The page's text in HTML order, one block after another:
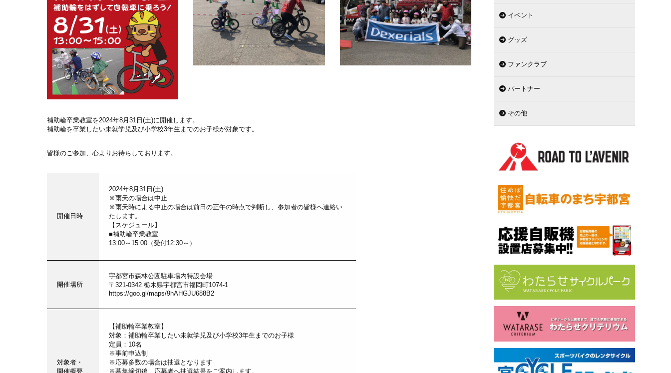
補助輪卒業教室を2024年8月31日(土)に開催します。
補助輪を卒業したい未就学児及び小学校3年生までのお子様が対象です。
皆様のご参加、心よりお待ちしております。
開催日時
2024年8月31日(土)
※雨天の場合は中止
※雨天時による中止の場合は前日の正午の時点で判断し、参加者の皆様へ連絡い
たします。
【スケジュール】
■補助輪卒業教室
13:00～15:00（受付12:30～）
開催場所
宇都宮市森林公園駐車場内特設会場
〒321-0342 栃木県宇都宮市福岡町1074-1
https://goo.gl/maps/9hAHGJU688B2
対象者・
開催概要
【補助輪卒業教室】
対象：補助輪卒業したい未就学児及び小学校3年生までのお子様
定員：10名
※事前申込制
※応募多数の場合は抽選となります
※募集締切後、応募者へ抽選結果をご案内します。
イベント
グッズ
ファンクラブ
パートナー
その他